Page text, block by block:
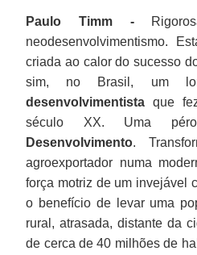
Paulo Timm -
neodesenvolvimentismo.
criada ao calor do sucesso
sim, no Brasil, um
desenvolvimentista que
século XX. Uma
Desenvolvimento.
agroexportador numa
força motriz de um invejável
o benefício de levar uma
rural, atrasada, distante da
de cerca de 40 milhões de